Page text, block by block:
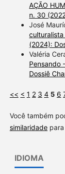
AÇÃO
n. 30
José
culturalista
(2024):
Valéria
Pensando
Dossiê
<< < 1 2 3 4 5 6
Você também
similaridadepara
IDIOMA